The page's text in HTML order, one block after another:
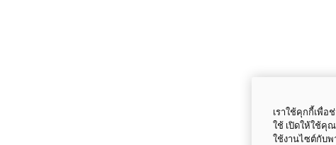
เราใช้คุกกี้เพื่อ
ใช้ เปิดให้ใช้คุ
ใช้งานไซต์กับพ